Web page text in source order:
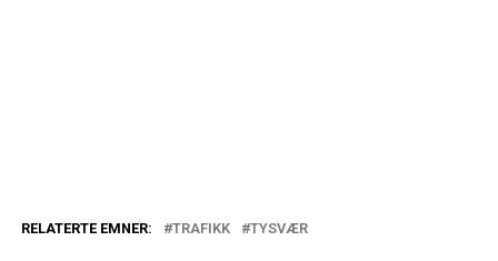
RELATERTE EMNER: TRAFIKK TYSVÆR